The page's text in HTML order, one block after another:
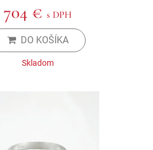
704 €s DPH
DO KOŠÍKA
Skladom